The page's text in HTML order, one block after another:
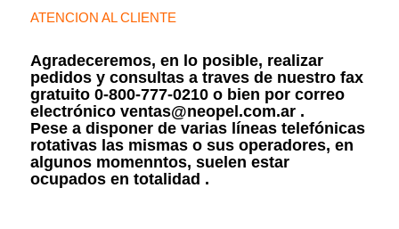
ATENCION AL CLIENTE
Agradeceremos, en lo posible, realizar
pedidos y consultas a traves de nuestro fax
gratuito 0-800-777-0210 o bien por correo
electrónico ventas@neopel.com.ar .
Pese a disponer de varias líneas telefónicas
rotativas las mismas o sus operadores, en
algunos momenntos, suelen estar
ocupados en totalidad .